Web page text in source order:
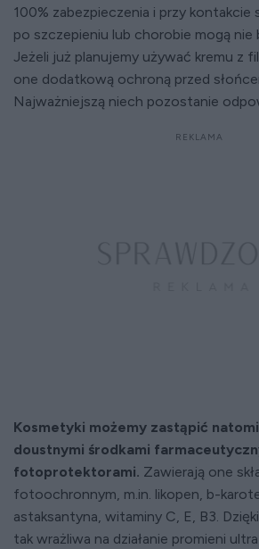
100% zabezpieczenia i przy kontakcie
po szczepieniu lub chorobie mogą nie
Jeżeli już planujemy używać kremu z
one dodatkową ochroną przed
Najważniejszą niech pozostanie
Kosmetyki możemy zastąpić
doustnymi środkami
fotoprotektorami. Zawierają one
fotoochronnym, m.in. likopen, b-
astaksantyna, witaminy C, E, B3.
tak wrażliwa na działanie promieni